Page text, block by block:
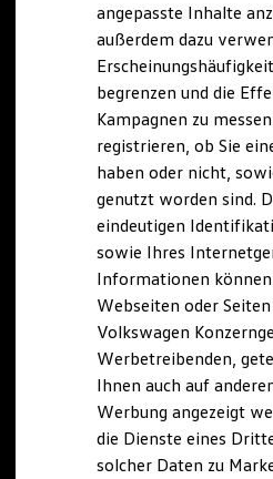
XTL-
Ersatzteile und
Original Zubehör und
myVolkswagen
myVolkswagen
Elektrisch & Autonom
Elektro - &
Unser Ansatz
Reichweite &
Ladelösungen für
Ladelösungen für
Bidirektionales
Förderung & Kosten
Kostensimulator
Autonomes Fahren
Mehr zum ID. Buzz
angepasste Inhalte
außerdem dazu
begrenzen und die
Kampagnen zu
registrieren, ob Sie
haben oder nicht,
genutzt worden sind.
eindeutigen
sowie Ihres
Informationen
Webseiten oder
Volkswagen
Werbetreibenden,
Ihnen auch auf
Werbung angezeigt
die Dienste eines
solcher Daten zu